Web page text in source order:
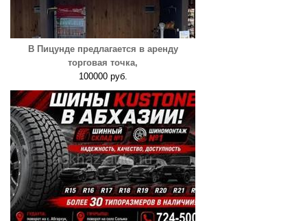
В Пицунде предлагается в аренду
торговая точка,
100000 руб.